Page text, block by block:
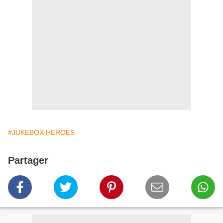
#JUKEBOX HEROES
Partager